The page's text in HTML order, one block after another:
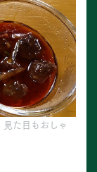
た目もおしゃ